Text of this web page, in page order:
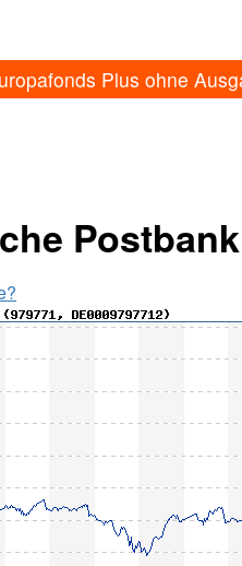
Plus ohne